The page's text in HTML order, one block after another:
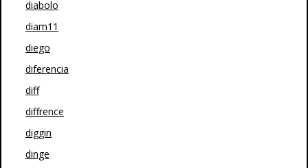
diabolo
diam11
diego
diferencia
diff
diffrence
diggin
dinge